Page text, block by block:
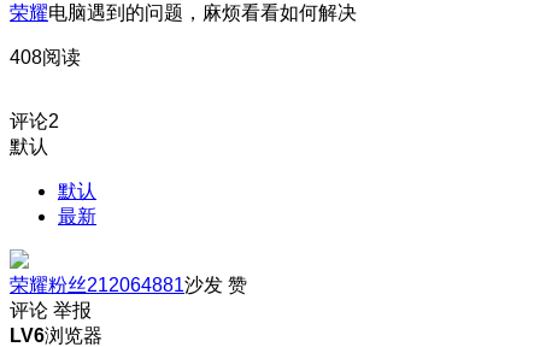
荣耀电脑遇到的问题，麻烦看看如何解决
408阅读
评论2
默认
默认
最新
荣耀粉丝212064881沙发 赞
评论 举报
LV6浏览器